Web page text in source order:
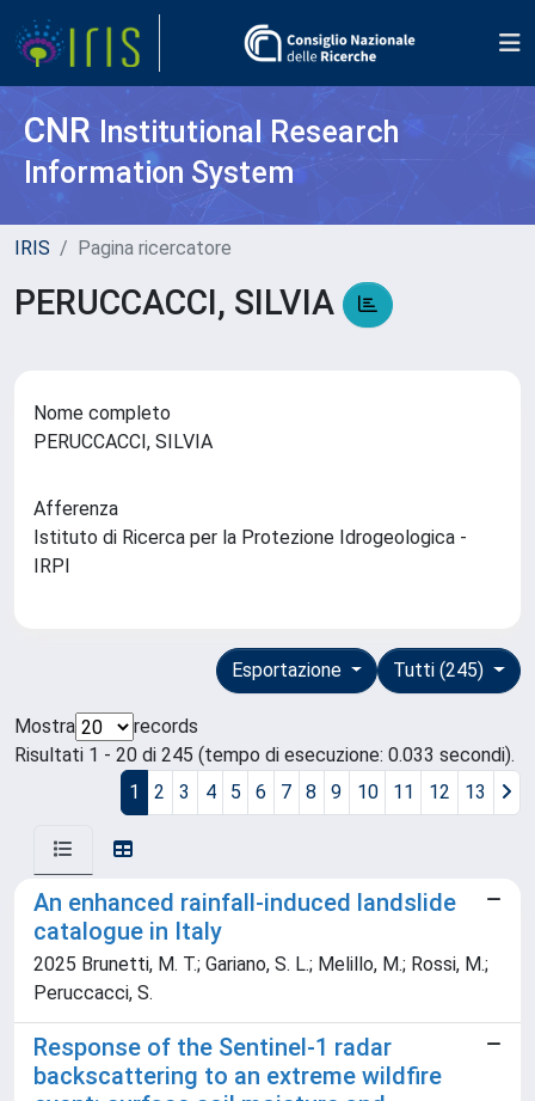
CNR Institutional Research
Information System
IRIS Pagina ricercatore
PERUCCACCI, SILVIA
Nome completo
PERUCCACCI, SILVIA
Afferenza
Istituto di Ricerca per la Protezione Idrogeologica -
IRPI
Tutti (245)
Esportazione
Mostra
records
Risultati 1 - 20 di 245 (tempo di esecuzione: 0.033 secondi).
1
2 3 4 5 6 7 8 9 10 11 12 13
An enhanced rainfall-induced landslide
catalogue in Italy
2025 Brunetti, M. T.; Gariano, S. L.; Melillo, M.; Rossi, M.;
Peruccacci, S.
Response of the Sentinel-1 radar
backscattering to an extreme wildfire